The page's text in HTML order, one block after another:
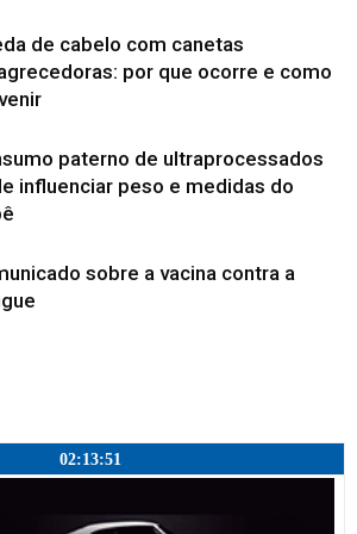
de cabelo com canetas
por que ocorre e como
paterno de ultraprocessados
influenciar peso e medidas do
sobre a vacina contra a
02:13:52